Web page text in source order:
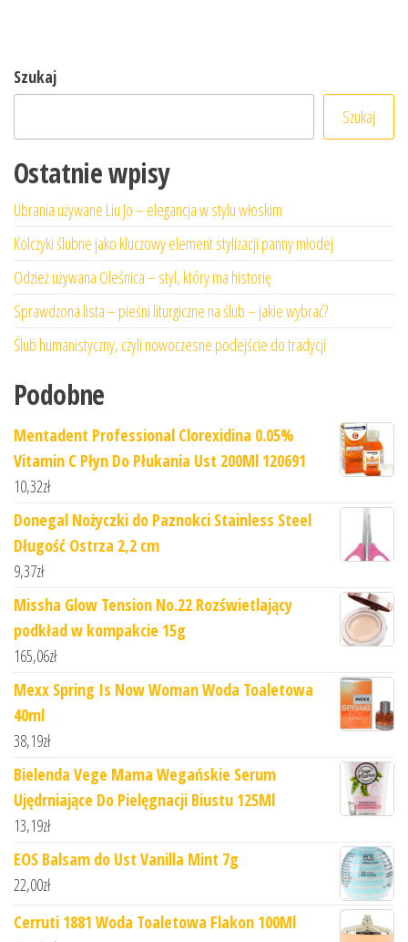
Szukaj
Szukaj
Ostatnie wpisy
Ubrania używane Liu Jo – elegancja w stylu włoskim
Kolczyki ślubne jako kluczowy element stylizacji panny młodej
Odzież używana Oleśnica – styl, który ma historię
Sprawdzona lista – pieśni liturgiczne na ślub – jakie wybrać?
Ślub humanistyczny, czyli nowoczesne podejście do tradycji
Podobne
Mentadent Professional Clorexidina 0.05%
Vitamin C Płyn Do Płukania Ust 200Ml 120691
10,32zł
Donegal Nożyczki do Paznokci Stainless Steel
Długość Ostrza 2,2 cm
9,37zł
Missha Glow Tension No.22 Rozświetlający
podkład w kompakcie 15g
165,06zł
Mexx Spring Is Now Woman Woda Toaletowa
40ml
38,19zł
Bielenda Vege Mama Wegańskie Serum
Ujędrniające Do Pielęgnacji Biustu 125Ml
13,19zł
EOS Balsam do Ust Vanilla Mint 7g
22,00zł
Cerruti 1881 Woda Toaletowa Flakon 100Ml